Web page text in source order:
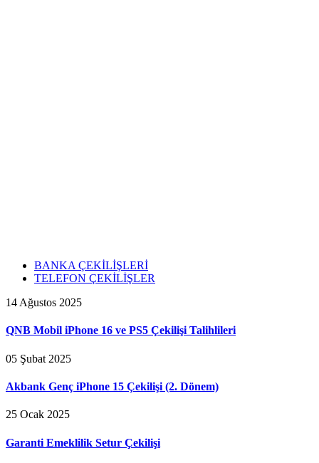
BANKA ÇEKİLİŞLERİ
TELEFON ÇEKİLİŞLER
14 Ağustos 2025
QNB Mobil iPhone 16 ve PS5 Çekilişi Talihlileri
05 Şubat 2025
Akbank Genç iPhone 15 Çekilişi (2. Dönem)
25 Ocak 2025
Garanti Emeklilik Setur Çekilişi